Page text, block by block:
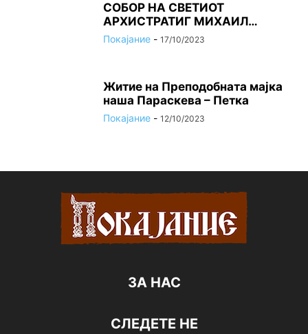
СОБОР НА СВЕТИОТ
АРХИСТРАТИГ МИХАИЛ…
Покајание - 17/10/2023
Житие на Преподобната мајка
наша Параскева – Петка
Покајание - 12/10/2023
ЗА НАС
СЛЕДЕТЕ НЕ